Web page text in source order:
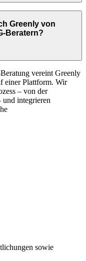
Klimastandards,
CDP und weitere. Sie
die auf Ihre
Greenly von
Beratern?
vereint Greenly
einer Plattform. Wir
– von der
und integrieren
sowie